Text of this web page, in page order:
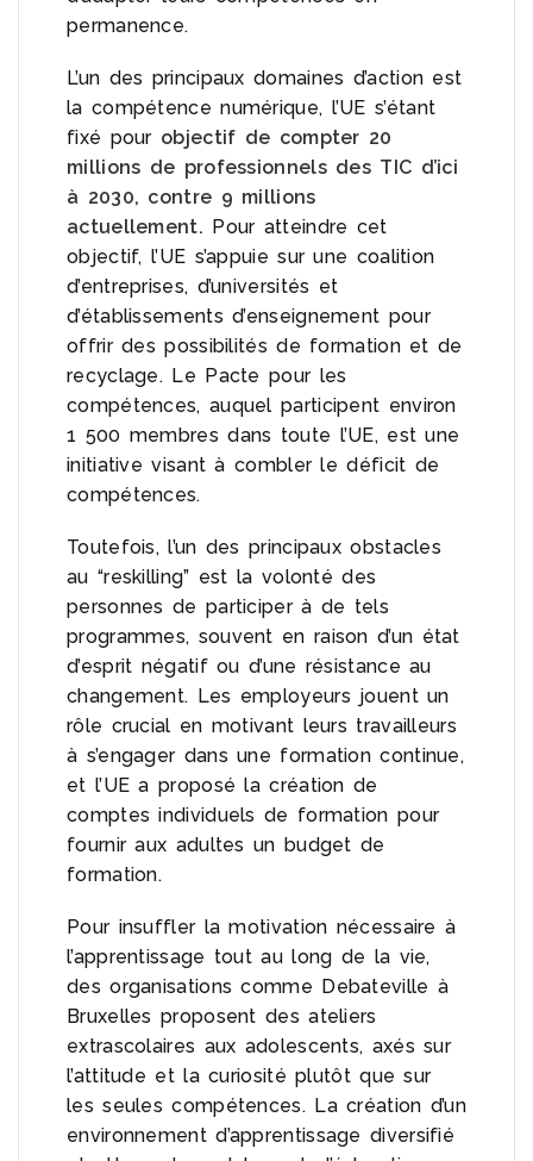
permanence.
L’un des principaux domaines d’action est
la compétence numérique, l’UE s’étant
fixé pourobjectif de compter 20
millions de professionnels des TIC d’ici
à 2030, contre 9 millions
actuellement. Pour atteindre cet
objectif, l’UE s’appuie sur une coalition
d’entreprises, d’universités et
d’établissements d’enseignement pour
offrir des possibilités de formation et de
recyclage. Le Pacte pour les
compétences, auquel participent environ
1 500 membres dans toute l’UE, est une
initiative visant à combler le déficit de
compétences.
Toutefois, l’un des principaux obstacles
au “reskilling” est la volonté des
personnes de participer à de tels
programmes, souvent en raison d’un état
d’esprit négatif ou d’une résistance au
changement. Les employeurs jouent un
rôle crucial en motivant leurs travailleurs
à s’engager dans une formation continue,
et l’UE a proposé la création de
comptes individuels de formation pour
fournir aux adultes un budget de
formation.
Pour insuffler la motivation nécessaire à
l’apprentissage tout au long de la vie,
des organisations comme Debateville à
Bruxelles proposent des ateliers
extrascolaires aux adolescents, axés sur
l’attitude et la curiosité plutôt que sur
les seules compétences. La création d’un
environnement d’apprentissage diversifié